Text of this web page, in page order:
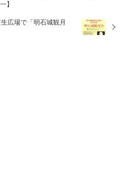
】
広場で「明石城観月